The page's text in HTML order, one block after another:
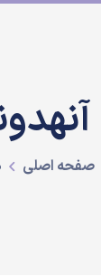
صفحه اصلی